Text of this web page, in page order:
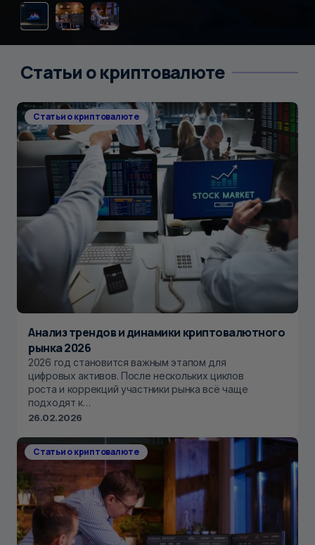
Статьи о криптовалюте
Статьи о криптовалюте
Анализ трендов и динамики криптовалютного
рынка 2026
2026 год становится важным этапом для
цифровых активов. После нескольких циклов
роста и коррекций участники рынка всё чаще
подходят к…
26.02.2026
Статьи о криптовалюте